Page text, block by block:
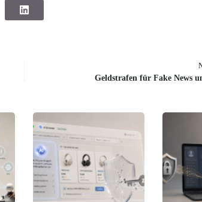
Geldstrafen für Fake News